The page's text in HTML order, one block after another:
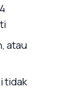
atau
tidak